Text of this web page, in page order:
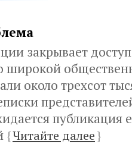
закрывает
около трехсот
публикация
{Читайте далее}